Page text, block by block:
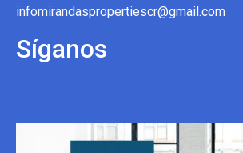
infomirandaspropertiescr@gmail.com
Síganos